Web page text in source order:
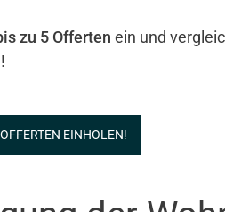
zu 5 Offerten ein und
EINHOLEN!